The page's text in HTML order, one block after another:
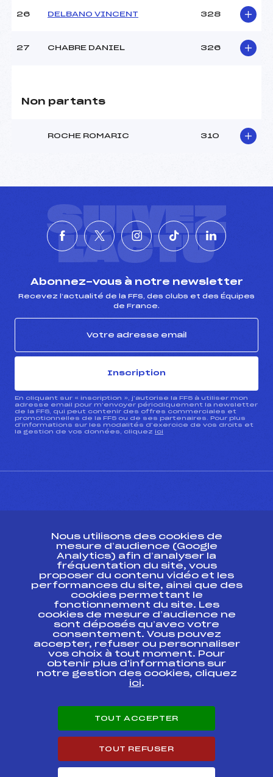
26 DELBANO VINCENT 328
27 CHABRE DANIEL 326
Non partants
ROCHE ROMARIC 310
SUIVEZ
L'ACTU
Abonnez-vous à notre newsletter
Recevez l’actualité de la FFS, des clubs et des Équipes
de France.
Inscription
En cliquant sur « inscription », j’autorise la FFS à utiliser mon
adresse email pour m’envoyer périodiquement la newsletter
de la FFS, qui peut contenir des offres commerciales et
promotionnelles de la FFS ou de ses partenaires. Pour plus
d’informations sur les modalités d’exercice de vos droits et
la gestion de vos données, cliquez ici
Ressources
Pass’Neige
Projet sportif fédéral
Projet de performance fédéral
Antidopage
Pôle Développement, Formation, Suivi
Scientifique
Listes ministérielles
Pôle vie de l’athlète
Enseignement professionnel
Carrières
Nous utilisons des cookies de
mesure d’audience (Google
Analytics) afin d’analyser la
fréquentation du site, vous
proposer du contenu vidéo et les
performances du site, ainsi que des
cookies permettant le
fonctionnement du site. Les
cookies de mesure d’audience ne
sont déposés qu’avec votre
consentement. Vous pouvez
accepter, refuser ou personnaliser
vos choix à tout moment. Pour
obtenir plus d'informations sur
notre gestion des cookies, cliquez
ici.
TOUT ACCEPTER
TOUT REFUSER